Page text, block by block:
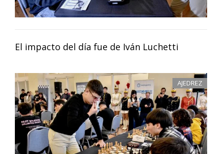
El impacto del día fue de Iván Luchetti
AJEDREZ